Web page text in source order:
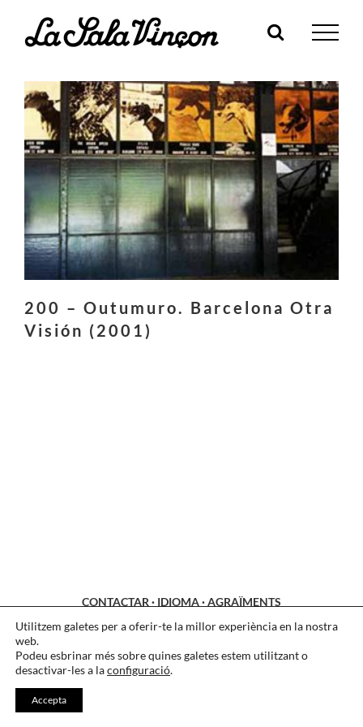
200 – Outumuro. Barcelona Otra
Visión (2001)
CONTACTAR · IDIOMA·AGRAÏMENTS
LEGAL·COOKIES·PRIVACITAT
Utilitzem galetes per a oferir-te la millor experiència en la nostra
web.
Podeu esbrinar més sobre quines galetes estem utilitzant o
desactivar-les a laconfiguració.
Accepta